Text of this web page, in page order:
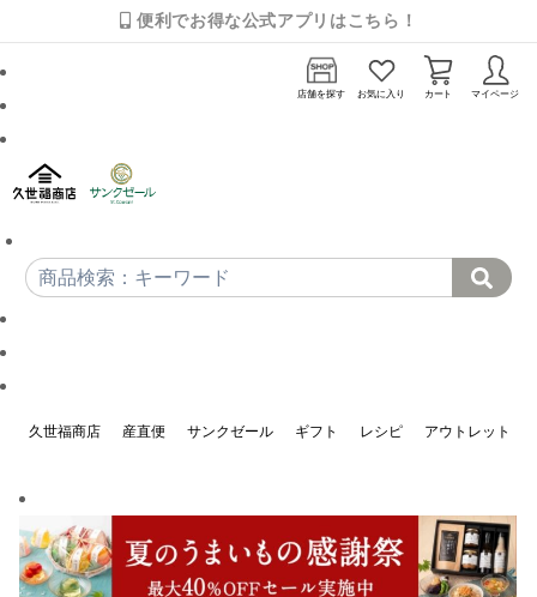
便利でお得な公式アプリはこちら！
店舗を探す お気に入り カート マイページ
久世福商店 産直便 サンクゼール ギフト レシピ アウトレット